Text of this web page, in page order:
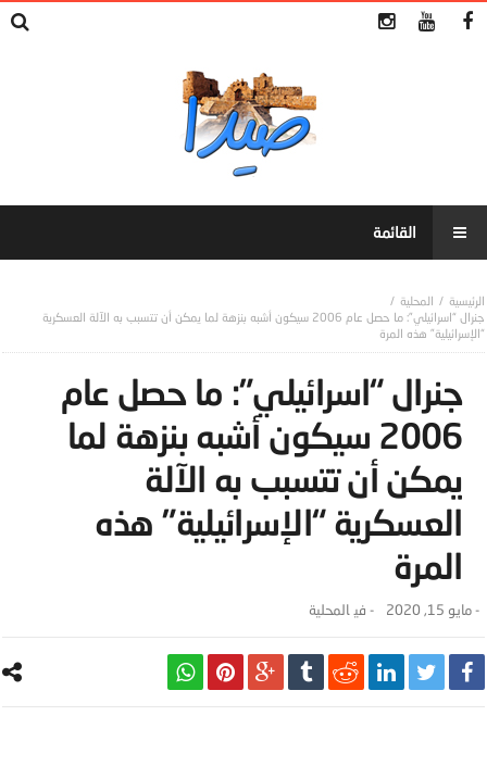
المحلية
جنرال “اسرائيلي”: ما حصل عام 2006 سيكون أشبه بنزهة لما يمكن أن تتسبب به الآلة العسكرية
“الإسرائيلية” هذه المرة
جنرال “اسرائيلي”: ما حصل عام
2006 سيكون أشبه بنزهة لما
يمكن أن تتسبب به الآلة
العسكرية “الإسرائيلية” هذه
المرة
-مايو 15, 2020 - ‎في المحلية